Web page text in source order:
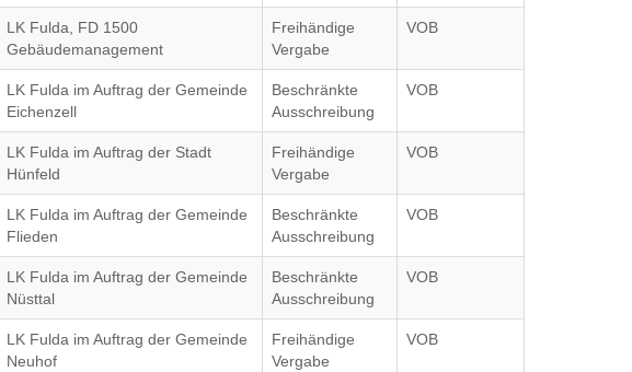
LK Fulda, FD 1500
Gebäudemanagement
Freihändige
Vergabe
VOB
LK Fulda im Auftrag der Gemeinde
Eichenzell
Beschränkte
Ausschreibung
VOB
LK Fulda im Auftrag der Stadt
Hünfeld
Freihändige
Vergabe
VOB
LK Fulda im Auftrag der Gemeinde
Flieden
Beschränkte
Ausschreibung
VOB
LK Fulda im Auftrag der Gemeinde
Nüsttal
Beschränkte
Ausschreibung
VOB
LK Fulda im Auftrag der Gemeinde
Neuhof
Freihändige
Vergabe
VOB